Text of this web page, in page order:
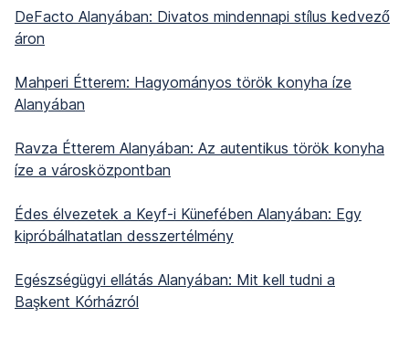
DeFacto Alanyában: Divatos mindennapi stílus kedvező
áron
Mahperi Étterem: Hagyományos török konyha íze
Alanyában
Ravza Étterem Alanyában: Az autentikus török konyha
íze a városközpontban
Édes élvezetek a Keyf-i Künefében Alanyában: Egy
kipróbálhatatlan desszertélmény
Egészségügyi ellátás Alanyában: Mit kell tudni a
Başkent Kórházról